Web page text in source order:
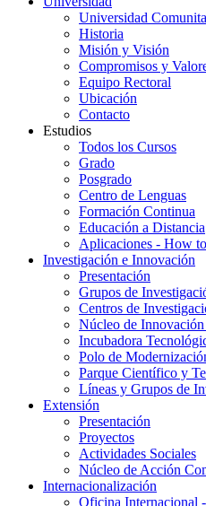
Universidad
Historia
Misión y Visión
Compromisos y
Equipo Rectoral
Ubicación
Contacto
Estudios
Todos los Cursos
Grado
Posgrado
Centro de Lenguas
Formación Continua
Educación a Distancia
Aplicaciones - How
Investigación e Innovación
Presentación
Grupos de
Centros de
Núcleo de
Incubadora
Polo de
Parque Científico y
Líneas y Grupos de
Extensión
Presentación
Proyectos
Actividades Sociales
Núcleo de Acción
Internacionalización
Oficina Internacional